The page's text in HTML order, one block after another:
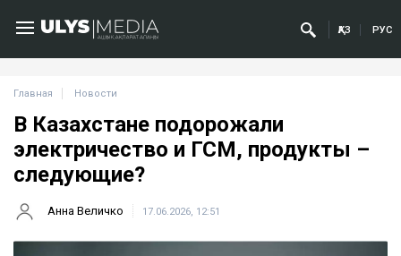
ҚАЗ РУС
Главная Новости
В Казахстане подорожали
электричество и ГСМ, продукты –
следующие?
Анна Величко 17.06.2026, 12:51